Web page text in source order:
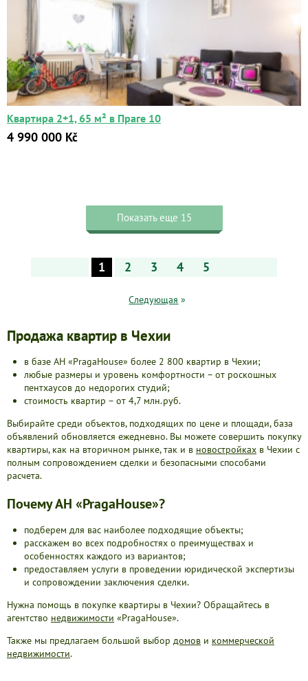
Продажа квартир в Чехии
в базе АН «PragaHouse» более 2 800 квартир в Чехии;
любые размеры и уровень комфортности – от роскошных
пентхаусов до недорогих студий;
стоимость квартир – от 4,7 млн.руб.
Выбирайте среди объектов, подходящих по цене и площади, база
объявлений обновляется ежедневно. Вы можете совершить покупку
квартиры, как на вторичном рынке, так и в новостройках в Чехии с
полным сопровождением сделки и безопасными способами
расчета.
Почему АН «PragaHouse»?
подберем для вас наиболее подходящие объекты;
расскажем во всех подробностях о преимуществах и
особенностях каждого из вариантов;
предоставляем услуги в проведении юридической экспертизы
и сопровождении заключения сделки.
Нужна помощь в покупке квартиры в Чехии? Обращайтесь в
агентство недвижимости «PragaHouse».
Также мы предлагаем большой выбор домов и коммерческой
недвижимости.
Квартира 2+1, 65 м² в Праге 10
4 990 000 Kč
Показать еще 15
1 2 3 4 5
Следующая »